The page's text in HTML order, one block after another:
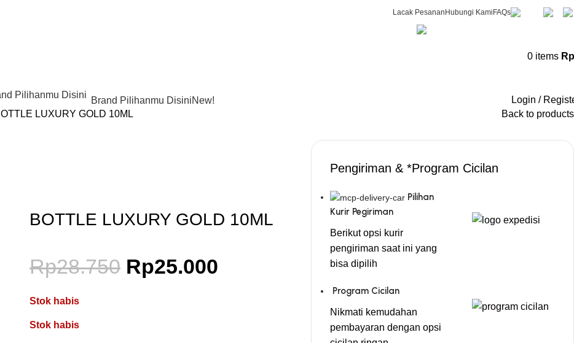
Lacak Pesanan Hubungi Kami FAQs
0 items Rp
Brand Pilihanmu DisiniNew!
Login /
LUXURY GOLD 10ML Back to products
BOTTLE LUXURY GOLD 10ML
Rp28.750 Rp25.000
Stok habis
Stok habis
Pengiriman & *Program Cicilan
Pilihan
Kurir Pegiriman
Berikut opsi kurir
pengiriman saat ini yang
bisa dipilih
Program Cicilan
Nikmati kemudahan
pembayaran dengan opsi